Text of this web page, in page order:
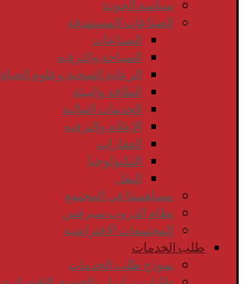
سياسة الجودة
الصناعات المستهدفة
الصناعات
السياحة والترفيه
الرعاية الصحية وعلوم الحياة
الطاقة والبيئة
الخدمات المالية
الإعلام والترفيه
العقارات
التكنولوجيا
النقل
مساهمتنا في المجتمع
نظام الدروب سيرفس
المجتمعات الإفتراضية
طلب الخدمات
نموذج طلب الخدمات